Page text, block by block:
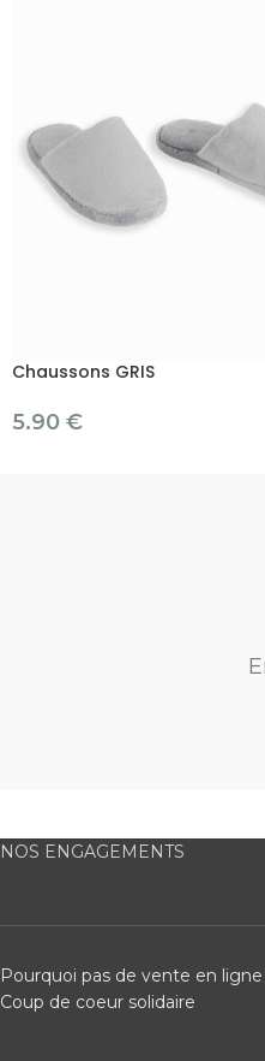
Chaussons GRIS
5.90 €
NOS ENGAGEMENTS
Pourquoi pas de vente en ligne
Coup de coeur solidaire